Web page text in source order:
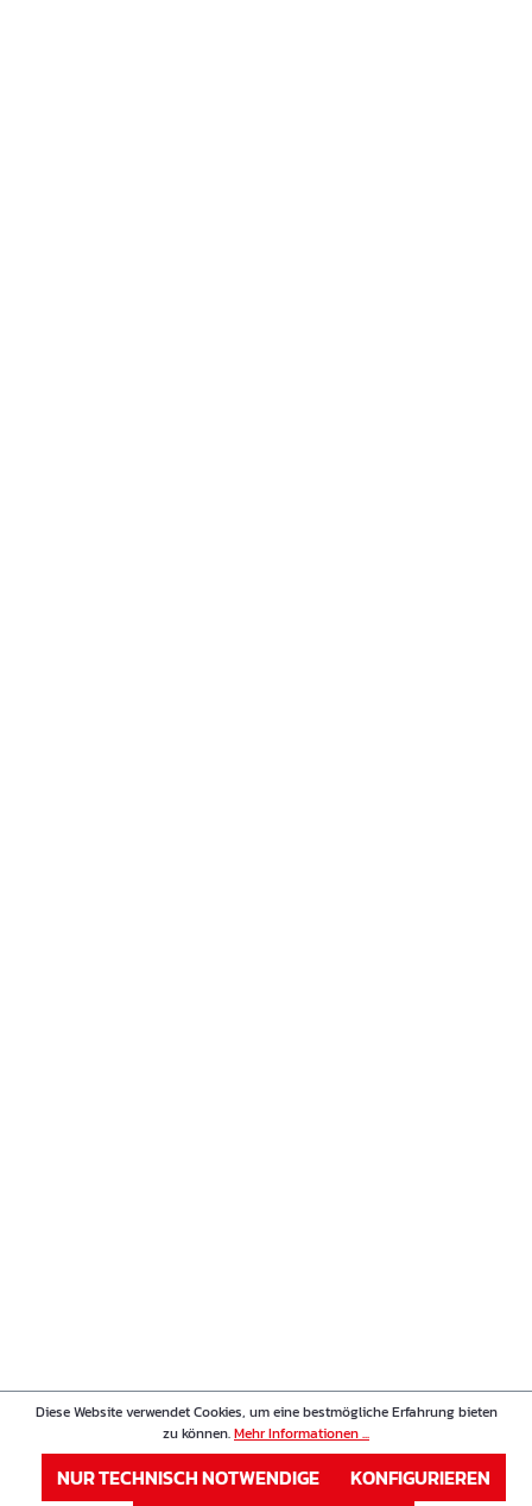
Diese Website verwendet Cookies, um eine bestmögliche Erfahrung bieten
zu können.Mehr Informationen ...
NUR TECHNISCH NOTWENDIGE
KONFIGURIEREN